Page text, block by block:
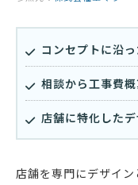
コンセプトに沿
相談から工事費
店舗に特化した
店舗を専門にデザイ